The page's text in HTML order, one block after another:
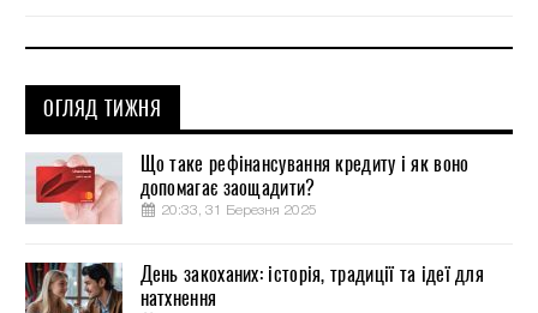
ОГЛЯД ТИЖНЯ
Що таке рефінансування кредиту і як воно
допомагає заощадити?
20:33, 31 Березня 2025
День закоханих: історія, традиції та ідеї для
натхнення